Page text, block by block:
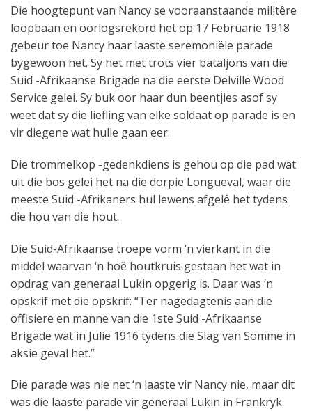
Die hoogtepunt van Nancy se vooraanstaande militêre
loopbaan en oorlogsrekord het op 17 Februarie 1918
gebeur toe Nancy haar laaste seremoniële parade
bygewoon het. Sy het met trots vier bataljons van die
Suid -Afrikaanse Brigade na die eerste Delville Wood
Service gelei. Sy buk oor haar dun beentjies asof sy
weet dat sy die liefling van elke soldaat op parade is en
vir diegene wat hulle gaan eer.
Die trommelkop -gedenkdiens is gehou op die pad wat
uit die bos gelei het na die dorpie Longueval, waar die
meeste Suid -Afrikaners hul lewens afgelê het tydens
die hou van die hout.
Die Suid-Afrikaanse troepe vorm ‘n vierkant in die
middel waarvan ‘n hoë houtkruis gestaan ​​het wat in
opdrag van generaal Lukin opgerig is. Daar was ‘n
opskrif met die opskrif: “Ter nagedagtenis aan die
offisiere en manne van die 1ste Suid -Afrikaanse
Brigade wat in Julie 1916 tydens die Slag van Somme in
aksie geval het.”
Die parade was nie net ‘n laaste vir Nancy nie, maar dit
was die laaste parade vir generaal Lukin in Frankryk.